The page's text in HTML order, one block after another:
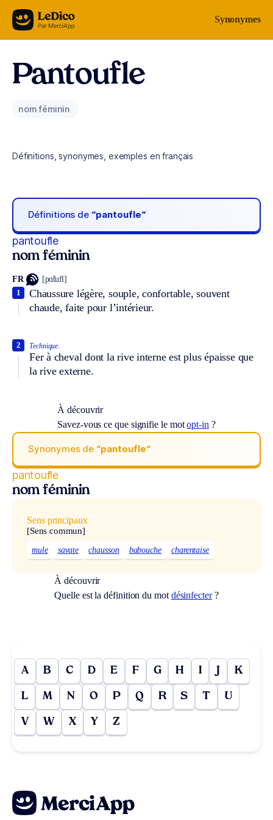
Aller au contenu Synonymes
Pantoufle
nom féminin
Définitions, synonymes, exemples en français
Définitions de “pantoufle“
pantoufle
nom féminin
FR [pɑ̃tufl]
Chaussure légère, souple, confortable, souvent
chaude, faite pour l’intérieur.
1
Technique.
Fer à cheval dont la rive interne est plus épaisse que
la rive externe.
2
À découvrir
Savez-vous ce que signifie le motopt-in ?
Synonymes de “pantoufle“
pantoufle
nom féminin
Sens principaux
[Sens commun]
mule savate chausson babouche charentaise
À découvrir
Quelle est la définition du mot désinfecter?
A B C D E F G H I J K
L M N O P Q R S T U
V W X Y Z